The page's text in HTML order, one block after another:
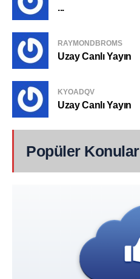
...
RAYMONDBROMS
Uzay Canlı Yayın
KYOADQV
Uzay Canlı Yayın
Popüler Konular